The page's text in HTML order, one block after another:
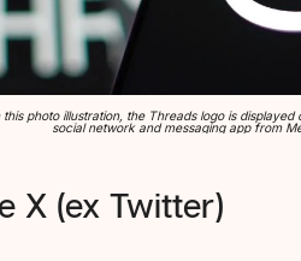
photo illustration, the Threads logo is
social network and messaging app from
X (ex Twitter)